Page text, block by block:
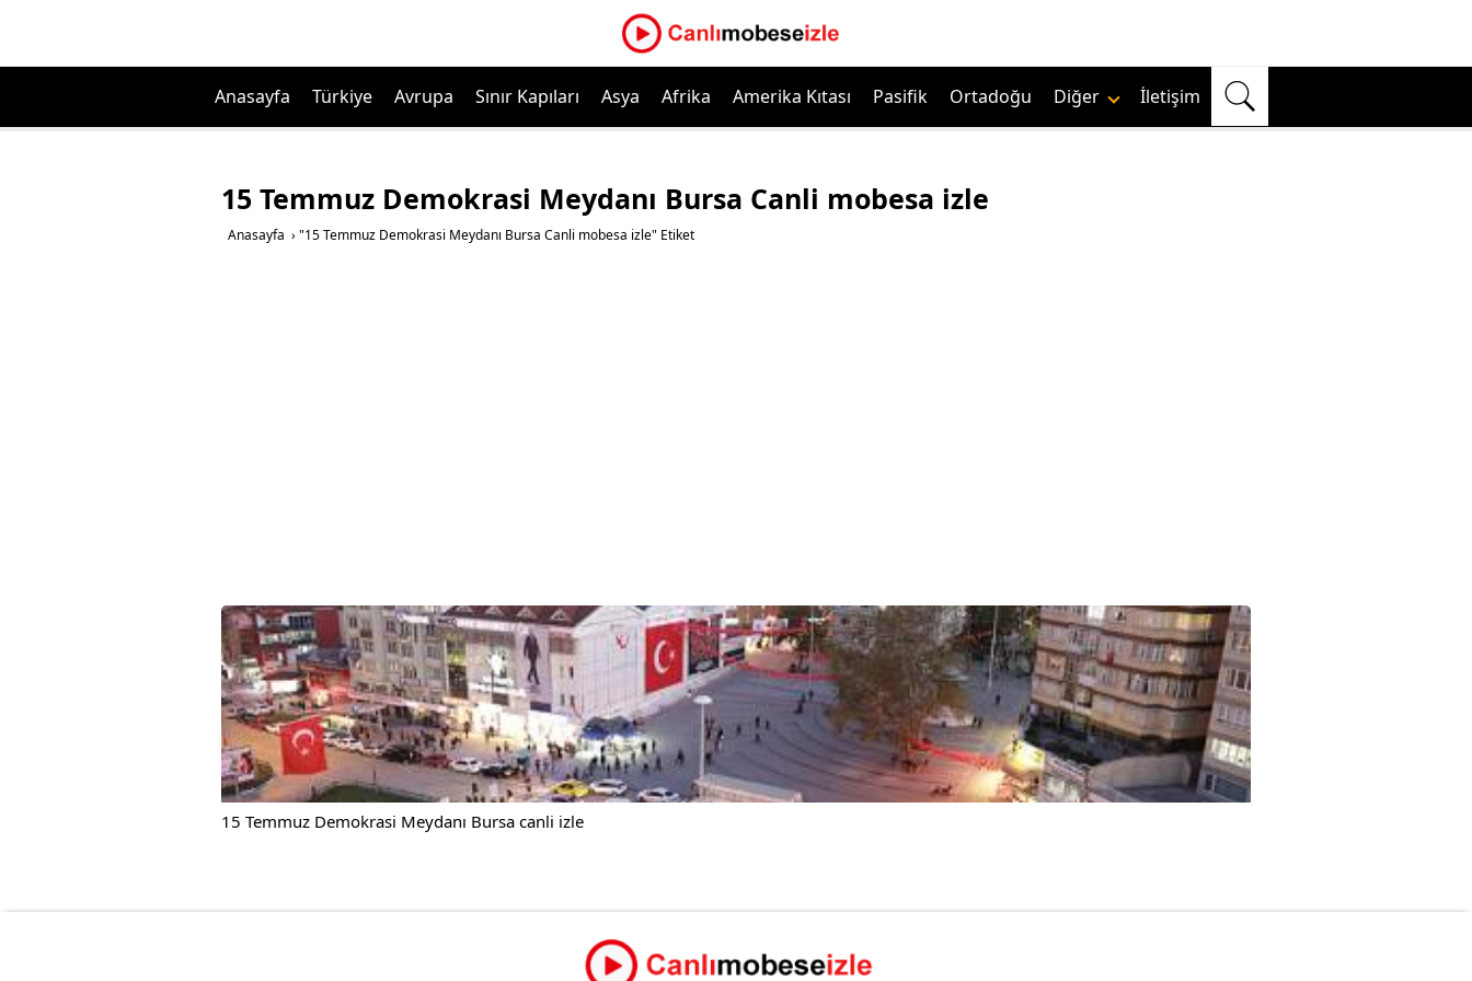
Anasayfa Türkiye Avrupa Sınır Kapıları Asya Afrika Amerika Kıtası Pasifik Ortadoğu Diğer İletişim
15 Temmuz Demokrasi Meydanı Bursa Canli mobesa izle
Anasayfa › "15 Temmuz Demokrasi Meydanı Bursa Canli mobesa izle" Etiket
15 Temmuz Demokrasi Meydanı Bursa canli izle